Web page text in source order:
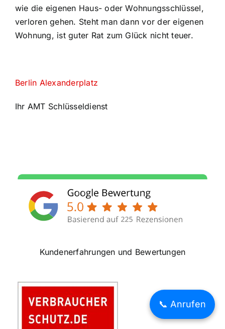
wie die eigenen Haus- oder Wohnungsschlüssel,
verloren gehen. Steht man dann vor der eigenen
Wohnung, ist guter Rat zum Glück nicht teuer.
Berlin Alexanderplatz
Ihr AMT Schlüsseldienst
Kundenerfahrungen und Bewertungen
📞 Anrufen